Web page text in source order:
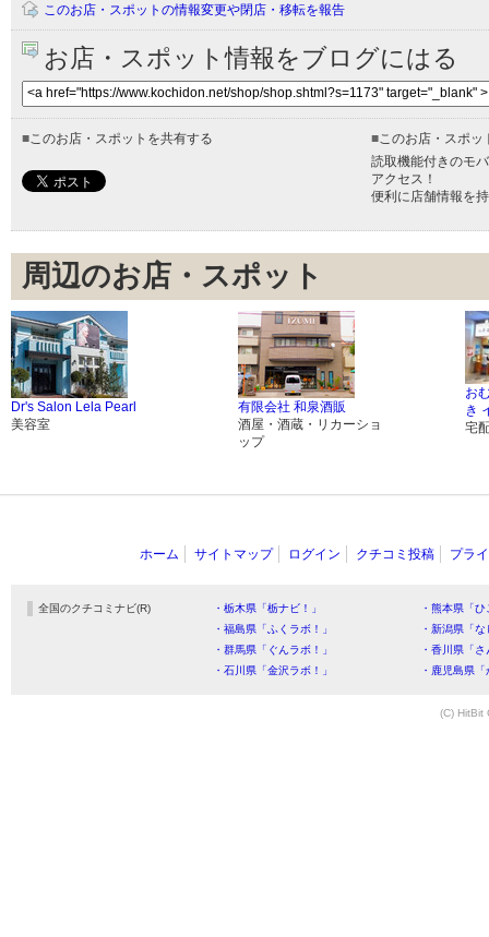
このお店・スポットの情報変更や閉店・移転を報告
お店・スポット情報をブログにはる
■ このお店・スポットを共有する ■ このお店・スポ
読取機能付きのモ
アクセス！
便利に店舗情報を
周辺のお店・スポット
Dr's Salon Lela Pearl
美容室
有限会社 和泉酒販
酒屋・酒蔵・リカーショ
ップ
お
き
宅
ホーム サイトマップ ログイン クチコミ投稿 プラ
全国のクチコミナビ(R) ・栃木県「栃ナビ！」
・熊本県「
・福島県「ふくラボ！」
・新潟県「
・群馬県「ぐんラボ！」
・香川県「
・石川県「金沢ラボ！」
・鹿児島県
(C) HitBit